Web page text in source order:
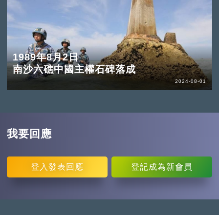
1989年8月2日
南沙六礁中國主權石碑落成
2024-08-01
我要回應
登入 發表回應 登記成為新會員